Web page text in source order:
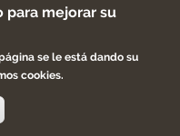
para mejorar su
se le está dando su
cookies.